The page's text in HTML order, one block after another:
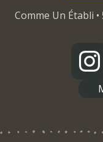
Comme Un Établi